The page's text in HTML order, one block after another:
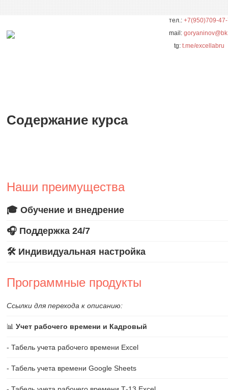
тел.:+7(950)709-
mail:
tg:t.me/excellabru
Содержание курса
Наши преимущества
🎓 Обучение и внедрение
🎧 Поддержка 24/7
🛠️ Индивидуальная настройка
Программные продукты
Ссылки для перехода к описанию:
📊Учет рабочего времени и Кадровый
- Табель учета рабочего времени Excel
- Табель учета времени Google Sheets